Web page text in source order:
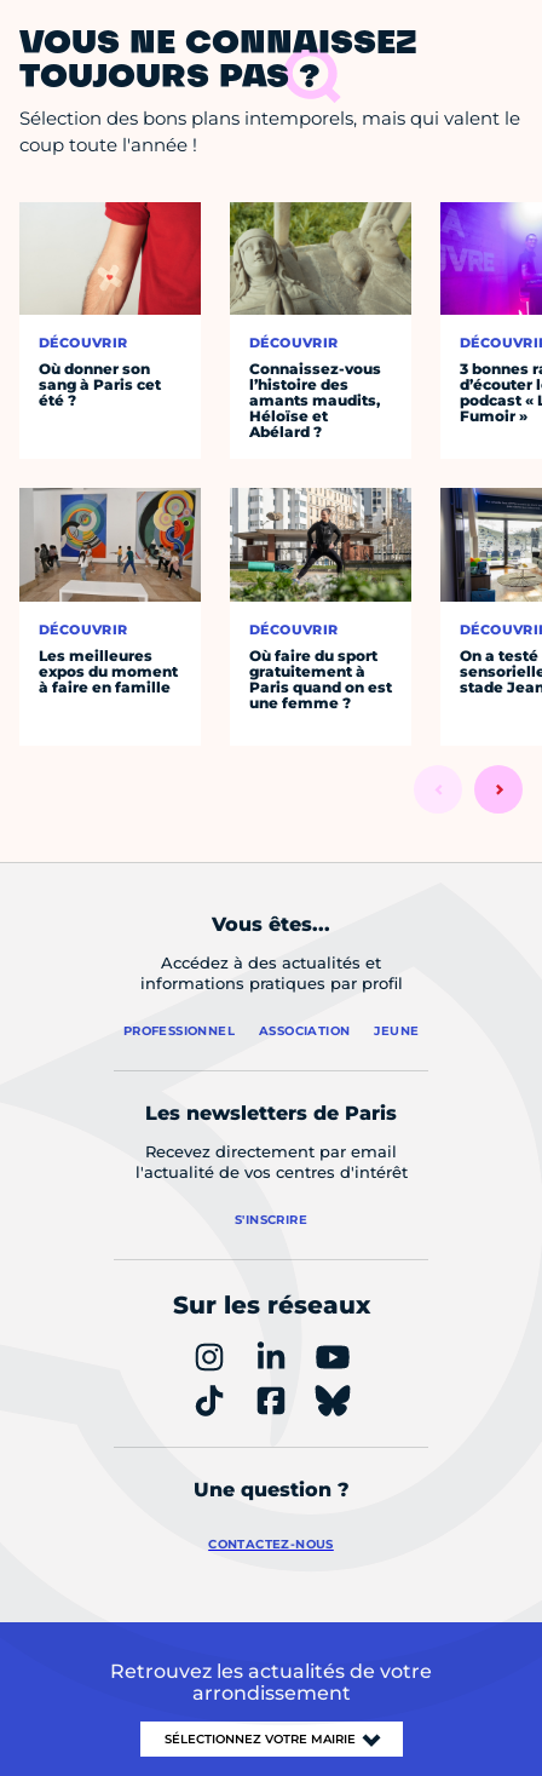
VOUS NE CONNAISSEZ
TOUJOURS PAS ?
Sélection des bons plans intemporels, mais qui valent le
coup toute l'année !
DÉCOUVRIR
Où donner son
sang à Paris cet
été ?
DÉCOUVRIR
Les meilleures
expos du moment
à faire en famille
DÉCOUVRIR
Connaissez-vous
l’histoire des
amants maudits,
Héloïse et
Abélard ?
DÉCOUVRIR
Où faire du sport
gratuitement à
Paris quand on est
une femme ?
3 bonnes
d’écouter
podcast «
Fumoir »
On a
stade
Vous êtes...
Accédez à des actualités et
informations pratiques par profil
PROFESSIONNEL ASSOCIATION JEUNE
Les newsletters de Paris
Recevez directement par email
l'actualité de vos centres d'intérêt
S'INSCRIRE
Sur les réseaux
Une question ?
CONTACTEZ-NOUS
Retrouvez les actualités de votre
arrondissement